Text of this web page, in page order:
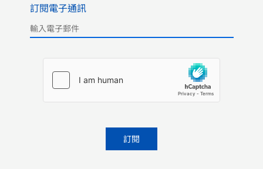
訂閱電子通訊